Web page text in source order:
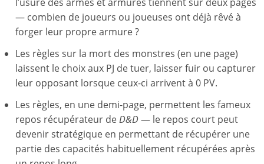
— combien de joueurs ou joueuses ont déjà rêvé à
forger leur propre armure ?
Les règles sur la mort des monstres (en une page)
laissent le choix aux PJ de tuer, laisser fuir ou capturer
leur opposant lorsque ceux-ci arrivent à 0 PV.
Les règles, en une demi-page, permettent les fameux
repos récupérateur deD&D— le repos court peut
devenir stratégique en permettant de récupérer une
partie des capacités habituellement récupérées après